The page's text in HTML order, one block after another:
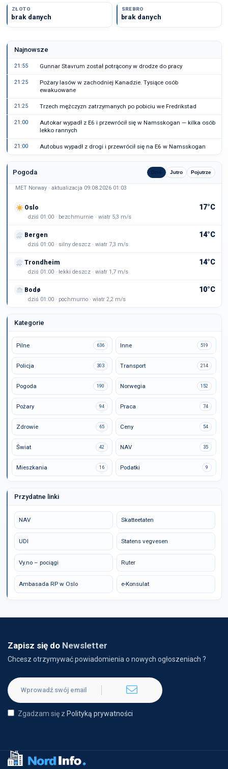
ZŁOTO
brak danych
SREBRO
brak danych
Najnowsze
21:55 Gunnar Stavrum został potrącony w drodze do pracy
21:25
Pożary lasów w zachodniej Kanadzie. Tysiące osób
ewakuowane
21:25 Trzech mężczyzn zatrzymanych po pobiciu we Fredrikstad
21:00
Autokar wypadł z E6 i przewrócił się w Namsskogan — kilka osób
lekko rannych
21:00 Autobus wypadł z drogi i przewrócił się na E6 w Namsskogan
Pogoda Dziś Jutro Pojutrze
MET Norway · aktualizacja 09.08.2026 01:03
Oslo 17°C
dziś 01:00 · bezchmurnie · wiatr 5,3 m/s
Bergen 14°C
dziś 01:00 · silny deszcz · wiatr 7,3 m/s
Trondheim 14°C
dziś 01:00 · lekki deszcz · wiatr 1,7 m/s
Bodø 10°C
dziś 01:00 · pochmurno · wiatr 2,2 m/s
Kategorie
Pilne 636 Inne 519
Policja 303 Transport 214
Pogoda 190 Norwegia 152
Pożary 94 Praca 74
Zdrowie 65 Ceny 54
Świat 42 NAV 35
Mieszkania 16 Podatki 9
Przydatne linki
NAV Skatteetaten
UDI Statens vegvesen
Vy.no – pociągi Ruter
Ambasada RP w Oslo e-Konsulat
Zapisz się do Newsletter
Chcesz otrzymywać powiadomienia o nowych ogłoszeniach ?
Zgadzam się z Polityką prywatności